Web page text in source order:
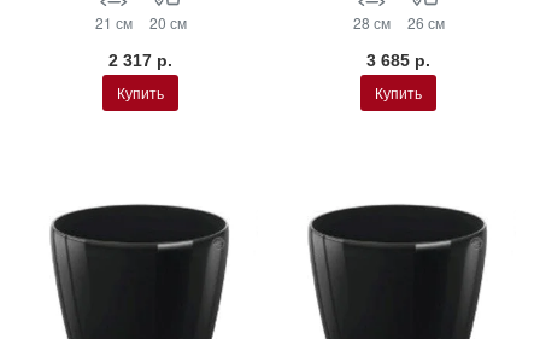
21 см 20 см
2 317 р.
Купить
28 см 26 см
3 685 р.
Купить